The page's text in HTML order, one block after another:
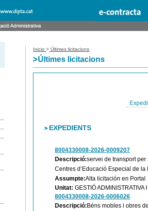
Inicio> Últimes licitacions
Últimes licitacions
EXPEDIENTS
8004330008-2026-0009207
Descripció:servei de transport
Centres d’Educació Especial de
Assumpte:Alta licitación en Portal
Unitat:GESTIÓ ADMINISTRATIVA
8004330008-2026-0006026
Descripció:Béns mobles i obres